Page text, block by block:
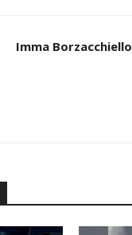
Imma Borzacchiello